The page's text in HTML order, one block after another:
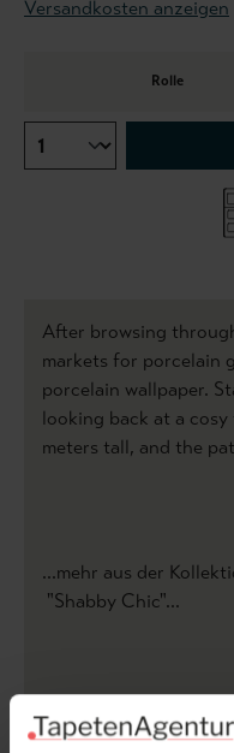
Versandkosten anzeigen
Rolle
After browsing
markets for porcelain
porcelain wallpaper.
looking back at a
meters tall, and the
...mehr aus der
"Shabby Chic"...